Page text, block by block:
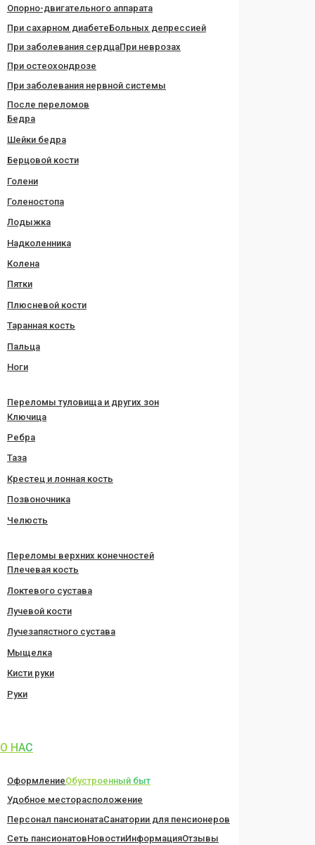
Опорно-двигательного аппарата
При сахарном диабетеБольных депрессией
При заболевания сердцаПри неврозах
При остеохондрозе
При заболевания нервной системы
После переломов
Бедра
Шейки бедра
Берцовой кости
Голени
Голеностопа
Лодыжка
Надколенника
Колена
Пятки
Плюсневой кости
Таранная кость
Пальца
Ноги
Переломы туловища и других зон
Ключица
Ребра
Таза
Крестец и лонная кость
Позвоночника
Челюсть
Переломы верхних конечностей
Плечевая кость
Локтевого сустава
Лучевой кости
Лучезапястного сустава
Мыщелка
Кисти руки
Руки
О НАС
ОформлениеОбустроенный быт
Удобное месторасположение
Персонал пансионатаСанатории для пенсионеров
Сеть пансионатовНовостиИнформацияОтзывы